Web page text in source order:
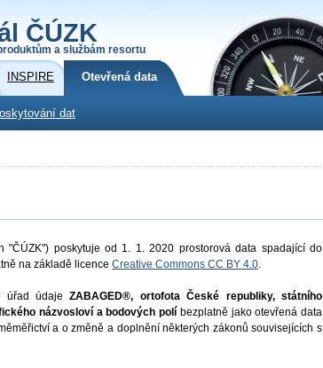
ČÚZK
a službám resortu
INSPIRE Otevřená data
dat
"ČÚZK") poskytuje od 1. 1. 2020 prostorová data spadající do
na základě licence Creative Commons CC BY 4.0.
úřad údajeZABAGED®, ortofota České republiky, státního
názvosloví a bodových polí bezplatně jako otevřená data
a o změně a doplnění některých zákonů souvisejících s